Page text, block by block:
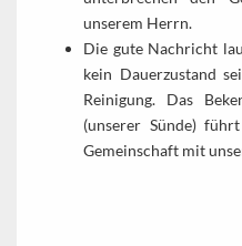
unserem Herrn.
Die gute Nachricht
kein Dauerzustand
Reinigung. Das
(unserer Sünde)
Gemeinschaft mit